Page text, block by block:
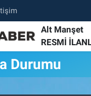
Alt Manşet
RESMİ
Durumu